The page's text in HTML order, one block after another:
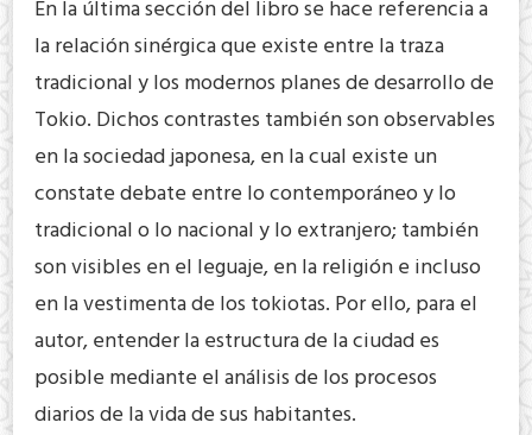
En la última sección del libro se hace referencia a
la relación sinérgica que existe entre la traza
tradicional y los modernos planes de desarrollo de
Tokio. Dichos contrastes también son observables
en la sociedad japonesa, en la cual existe un
constate debate entre lo contemporáneo y lo
tradicional o lo nacional y lo extranjero; también
son visibles en el leguaje, en la religión e incluso
en la vestimenta de los tokiotas. Por ello, para el
autor, entender la estructura de la ciudad es
posible mediante el análisis de los procesos
diarios de la vida de sus habitantes.